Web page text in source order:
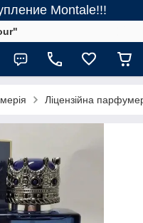
Montale!!!
Ліцензійна